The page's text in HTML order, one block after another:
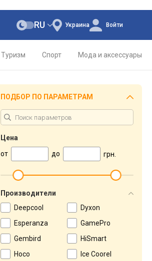
Украина
RU Войти
Туризм Спорт Мода и аксессуары
ПОДБОР ПО ПАРАМЕТРАМ
Цена
от
до грн.
Производители
Deepcool
Dyxon
Esperanza
GamePro
Gembird
HiSmart
Hoco
Ice Coorel